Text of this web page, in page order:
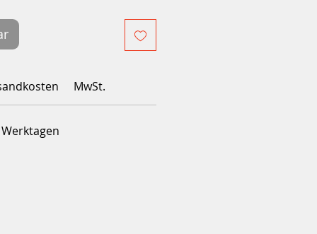
MwSt.